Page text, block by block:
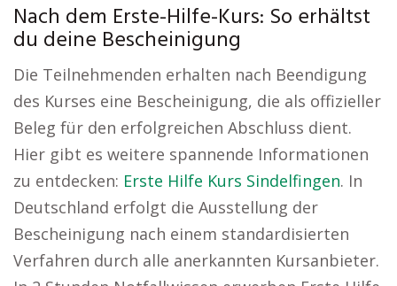
Nach dem Erste-Hilfe-Kurs: So erhältst
du deine Bescheinigung
Die Teilnehmenden erhalten nach Beendigung
des Kurses eine Bescheinigung, die als offizieller
Beleg für den erfolgreichen Abschluss dient.
Hier gibt es weitere spannende Informationen
zu entdecken: Erste Hilfe Kurs Sindelfingen. In
Deutschland erfolgt die Ausstellung der
Bescheinigung nach einem standardisierten
Verfahren durch alle anerkannten Kursanbieter.